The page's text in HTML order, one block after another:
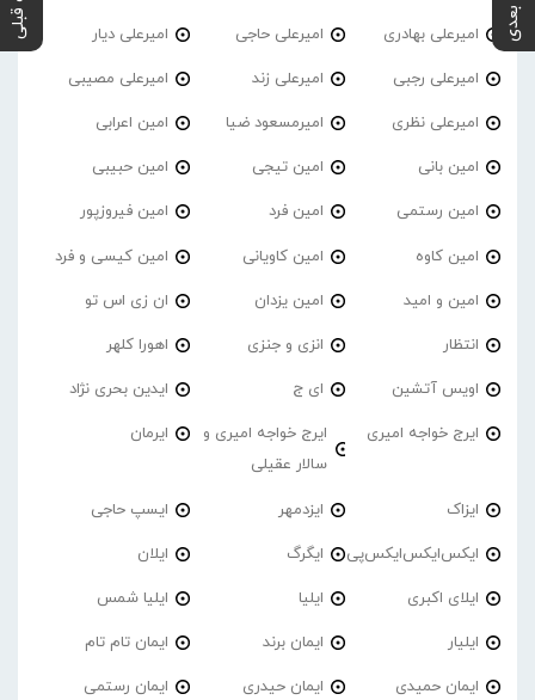
امیرعلی بهادری امیرعلی حاجی امیرعلی دیار
امیرعلی رجبی امیرعلی زند امیرعلی مصیبی
امیرعلی نظری امیرمسعود ضیا امین اعرابی
امین بانی امین تیجی امین حبیبی
امین رستمی امین فرد امین فیروزپور
امین کاوه امین کاویانی امین کیسی و فرد
امین و امید امین یزدان ان زی اس تو
انتظار انزی و جنزی اهورا کلهر
اویس آتشین ای ج ایدین بحری نژاد
ایرج خواجه امیری
ایرج خواجه امیری و
سالار عقیلی
ایرمان
ایزاک ایزدمهر ایسپ حاجی
ایکس‌ایکس‌ایکس‌پی ایگرگ ایلان
ایلای اکبری ایلیا ایلیا شمس
ایلیار ایمان برند ایمان تام تام
ایمان حمیدی ایمان حیدری ایمان رستمی